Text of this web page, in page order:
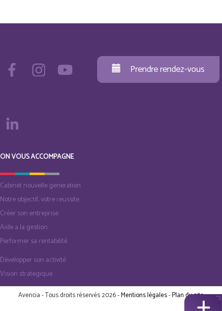
Prendre rendez-vous
ON VOUS ACCOMPAGNE
Cabinet nouvelle generation
Notre objectif, votre reussite
Créer son entreprise
Aide a la gestion
Performer sa rentabilité
Développer son activité
Vision strategique
Avencia - Tous droits réservés 2026 -Mentions légales-Plan du site